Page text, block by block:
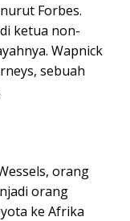
Forbes.
ketua non-
Wapnick
sebuah
orang
orang
ke Afrika